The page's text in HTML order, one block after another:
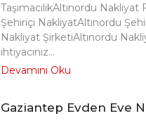
TaşımacılıkAltınordu
Şehiriçi NakliyatAltınordu
Nakliyat ŞirketiAltınordu
ihtiyacınız...
Devamını Oku
Gaziantep Evden Eve